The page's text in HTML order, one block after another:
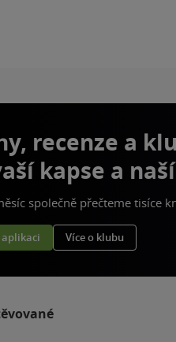
recenze a
kapse a
společně přečteme tisíce
aplikaci Více o klubu